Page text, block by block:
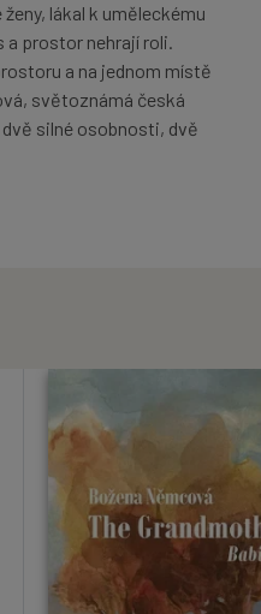
lákal k uměleckému
a prostor nehrají roli.
a na jednom místě
světoznámá česká
silné osobnosti, dvě